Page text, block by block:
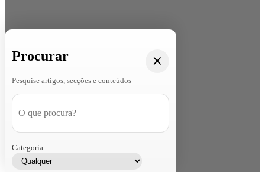
Procurar
Pesquise artigos, secções e conteúdos
Categoria: